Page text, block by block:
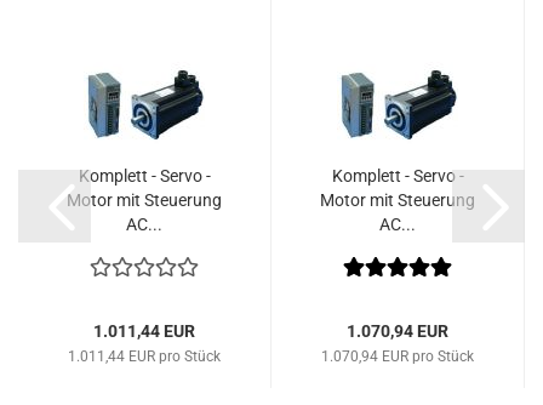
Komplett - Servo -
Motor mit Steuerung
AC...
1.011,44 EUR
1.011,44 EUR pro Stück
Komplett - Servo -
Motor mit Steuerung
AC...
1.070,94 EUR
1.070,94 EUR pro Stück